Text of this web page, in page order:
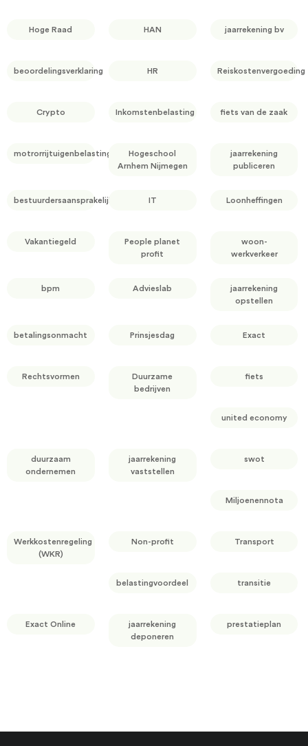
Hoge Raad HAN jaarrekening bv
beoordelingsverklaring HR Reiskostenvergoeding
Crypto Inkomstenbelasting fiets van de zaak
motrorrijtuigenbelasting
Hogeschool
Arnhem Nijmegen
jaarrekening
publiceren
bestuurdersaansprakelijkheid IT Loonheffingen
Vakantiegeld
People planet
profit
woon-
werkverkeer
bpm Advieslab
jaarrekening
opstellen
betalingsonmacht Prinsjesdag Exact
Rechtsvormen
Duurzame
bedrijven
fiets
united economy
duurzaam
ondernemen
jaarrekening
vaststellen
swot
Miljoenennota
Werkkostenregeling
(WKR)
Non-profit Transport
belastingvoordeel transitie
Exact Online
jaarrekening
deponeren
prestatieplan